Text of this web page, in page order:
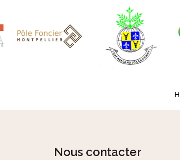
Nous contacter